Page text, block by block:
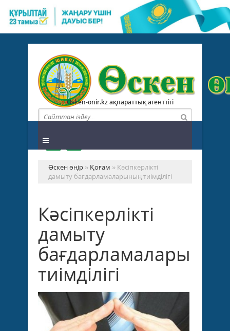
Osken-onir.kz ақпараттық агенттігі
Өскен өңір » Қоғам » Кәсіпкерлікті
дамыту бағдарламаларының тиімділігі
Кәсіпкерлікті
дамыту
бағдарламаларының
тиімділігі